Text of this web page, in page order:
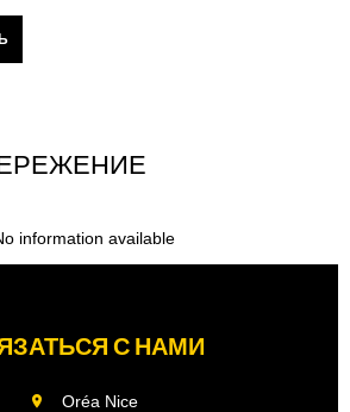
information available
С НАМИ
Oréa Nice